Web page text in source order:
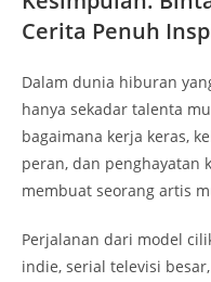
Cerita Penuh
Dalam dunia hiburan
hanya sekadar talenta
bagaimana kerja keras,
peran, dan penghayatan
membuat seorang artis
Perjalanan dari model
indie, serial televisi